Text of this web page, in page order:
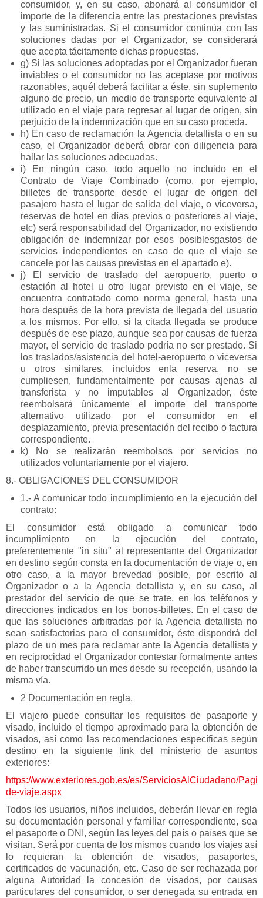
consumidor, y, en su caso, abonará al consumidor el
importe de la diferencia entre las prestaciones previstas
y las suministradas. Si el consumidor continúa con las
soluciones dadas por el Organizador, se considerará
que acepta tácitamente dichas propuestas.
g) Si las soluciones adoptadas por el Organizador fueran
inviables o el consumidor no las aceptase por motivos
razonables, aquél deberá facilitar a éste, sin suplemento
alguno de precio, un medio de transporte equivalente al
utilizado en el viaje para regresar al lugar de origen, sin
perjuicio de la indemnización que en su caso proceda.
h) En caso de reclamación la Agencia detallista o en su
caso, el Organizador deberá obrar con diligencia para
hallar las soluciones adecuadas.
i) En ningún caso, todo aquello no incluido en el
Contrato de Viaje Combinado (como, por ejemplo,
billetes de transporte desde el lugar de origen del
pasajero hasta el lugar de salida del viaje, o viceversa,
reservas de hotel en días previos o posteriores al viaje,
etc) será responsabilidad del Organizador, no existiendo
obligación de indemnizar por esos posiblesgastos de
servicios independientes en caso de que el viaje se
cancele por las causas previstas en el apartado e).
j) El servicio de traslado del aeropuerto, puerto o
estación al hotel u otro lugar previsto en el viaje, se
encuentra contratado como norma general, hasta una
hora después de la hora prevista de llegada del usuario
a los mismos. Por ello, si la citada llegada se produce
después de ese plazo, aunque sea por causas de fuerza
mayor, el servicio de traslado podría no ser prestado. Si
los traslados/asistencia del hotel-aeropuerto o viceversa
u otros similares, incluidos enla reserva, no se
cumpliesen, fundamentalmente por causas ajenas al
transferista y no imputables al Organizador, éste
reembolsará únicamente el importe del transporte
alternativo utilizado por el consumidor en el
desplazamiento, previa presentación del recibo o factura
correspondiente.
k) No se realizarán reembolsos por servicios no
utilizados voluntariamente por el viajero.
8.- OBLIGACIONES DEL CONSUMIDOR
1.- A comunicar todo incumplimiento en la ejecución del
contrato:
El consumidor está obligado a comunicar todo
incumplimiento en la ejecución del contrato,
preferentemente "in situ" al representante del Organizador
en destino según consta en la documentación de viaje o, en
otro caso, a la mayor brevedad posible, por escrito al
Organizador o a la Agencia detallista y, en su caso, al
prestador del servicio de que se trate, en los teléfonos y
direcciones indicados en los bonos-billetes. En el caso de
que las soluciones arbitradas por la Agencia detallista no
sean satisfactorias para el consumidor, éste dispondrá del
plazo de un mes para reclamar ante la Agencia detallista y
en reciprocidad el Organizador contestar formalmente antes
de haber transcurrido un mes desde su recepción, usando la
misma vía.
2 Documentación en regla.
El viajero puede consultar los requisitos de pasaporte y
visado, incluido el tiempo aproximado para la obtención de
visados, así como las recomendaciones específicas según
destino en la siguiente link del ministerio de asuntos
exteriores:
https://www.exteriores.gob.es/es/ServiciosAlCiudadano/
de-viaje.aspx
Todos los usuarios, niños incluidos, deberán llevar en regla
su documentación personal y familiar correspondiente, sea
el pasaporte o DNI, según las leyes del país o países que se
visitan. Será por cuenta de los mismos cuando los viajes así
lo requieran la obtención de visados, pasaportes,
certificados de vacunación, etc. Caso de ser rechazada por
alguna Autoridad la concesión de visados, por causas
particulares del consumidor, o ser denegada su entrada en